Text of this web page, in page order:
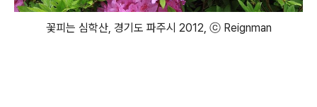
꽃피는 심학산, 경기도 파주시 2012, ⓒ Reignman